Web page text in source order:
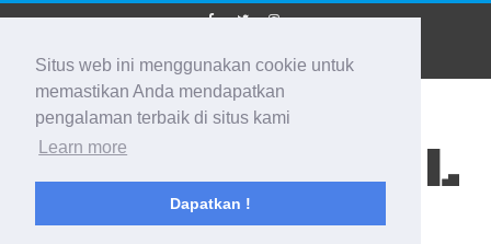
Situs web ini menggunakan cookie untuk
memastikan Anda mendapatkan
pengalaman terbaik di situs kami
Learn more
Dapatkan !
BIDIK KALSEL
Membidik Ke Segala Arah